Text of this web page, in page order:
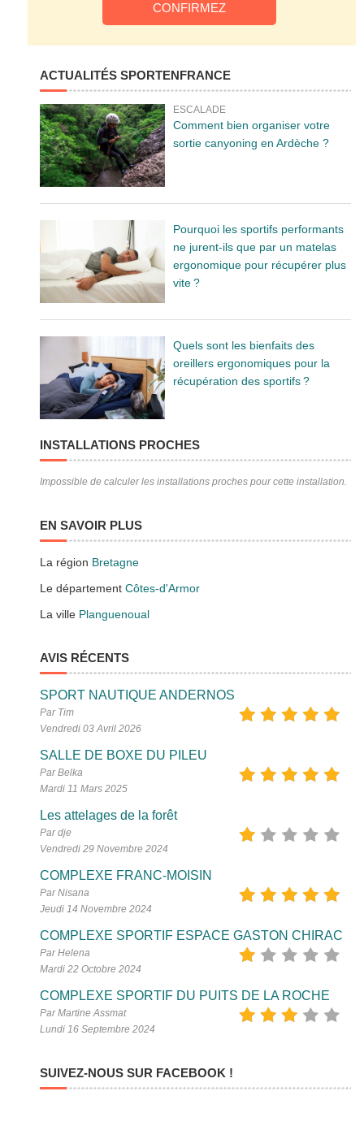
ACTUALITÉS SPORTENFRANCE
ESCALADE
Comment bien organiser votre
sortie canyoning en Ardèche ?
Pourquoi les sportifs performants
ne jurent-ils que par un matelas
ergonomique pour récupérer plus
vite ?
Quels sont les bienfaits des
oreillers ergonomiques pour la
récupération des sportifs ?
INSTALLATIONS PROCHES
Impossible de calculer les installations proches pour cette installation.
EN SAVOIR PLUS
La région Bretagne
Le départementCôtes-d'Armor
La ville Planguenoual
AVIS RÉCENTS
SPORT NAUTIQUE ANDERNOS
Par Tim
Vendredi 03 Avril 2026
SALLE DE BOXE DU PILEU
Par Belka
Mardi 11 Mars 2025
Les attelages de la forêt
Par dje
Vendredi 29 Novembre 2024
COMPLEXE FRANC-MOISIN
Par Nisana
Jeudi 14 Novembre 2024
COMPLEXE SPORTIF ESPACE GASTON CHIRAC
Par Helena
Mardi 22 Octobre 2024
COMPLEXE SPORTIF DU PUITS DE LA ROCHE
Par Martine Assmat
Lundi 16 Septembre 2024
SUIVEZ-NOUS SUR FACEBOOK !